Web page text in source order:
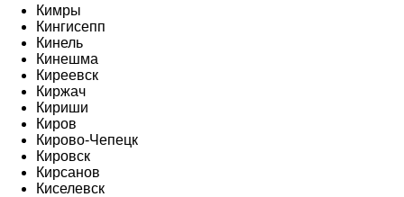
Кимры
Кингисепп
Кинель
Кинешма
Киреевск
Киржач
Кириши
Киров
Кирово-Чепецк
Кировск
Кирсанов
Киселевск